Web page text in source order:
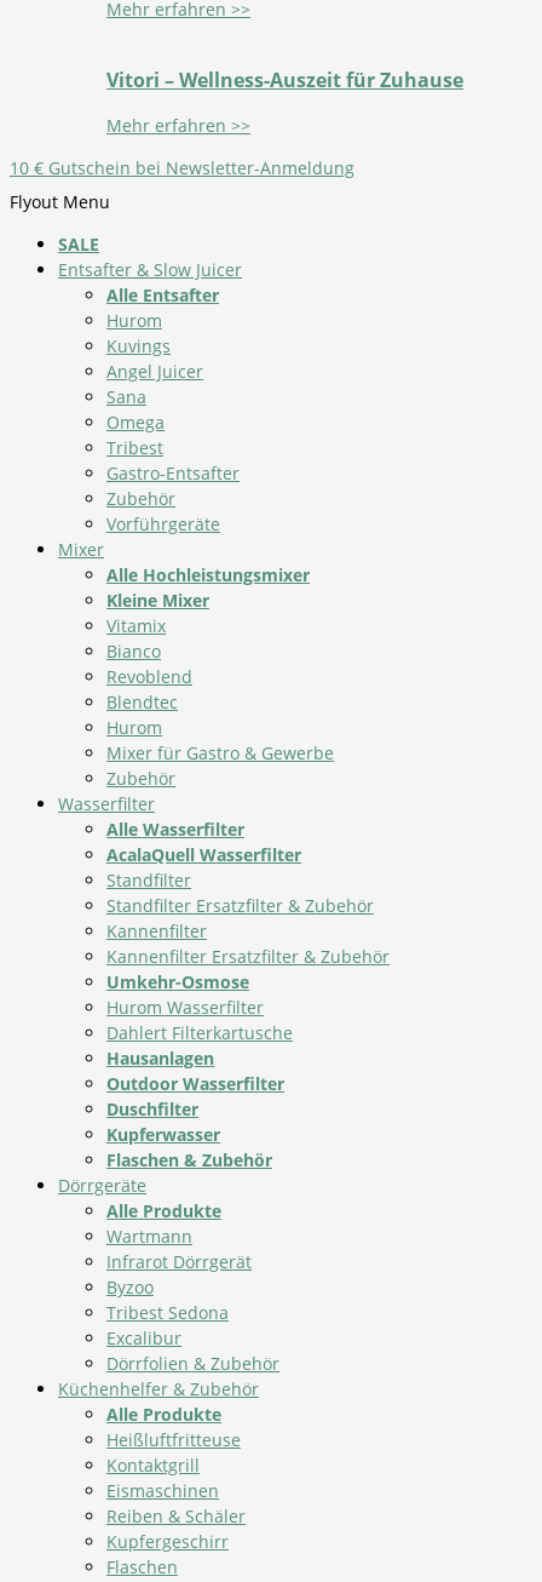
Mehr erfahren >>
Vitori – Wellness-Auszeit für Zuhause
Mehr erfahren >>
10 € Gutschein bei Newsletter-Anmeldung
Flyout Menu
SALE
Entsafter & Slow Juicer
Alle Entsafter
Hurom
Kuvings
Angel Juicer
Sana
Omega
Tribest
Gastro-Entsafter
Zubehör
Vorführgeräte
Mixer
Alle Hochleistungsmixer
Kleine Mixer
Vitamix
Bianco
Revoblend
Blendtec
Hurom
Mixer für Gastro & Gewerbe
Zubehör
Wasserfilter
Alle Wasserfilter
AcalaQuell Wasserfilter
Standfilter
Standfilter Ersatzfilter & Zubehör
Kannenfilter
Kannenfilter Ersatzfilter & Zubehör
Umkehr-Osmose
Hurom Wasserfilter
Dahlert Filterkartusche
Hausanlagen
Outdoor Wasserfilter
Duschfilter
Kupferwasser
Flaschen & Zubehör
Dörrgeräte
Alle Produkte
Wartmann
Infrarot Dörrgerät
Byzoo
Tribest Sedona
Excalibur
Dörrfolien & Zubehör
Küchenhelfer & Zubehör
Alle Produkte
Heißluftfritteuse
Kontaktgrill
Eismaschinen
Reiben & Schäler
Kupfergeschirr
Flaschen